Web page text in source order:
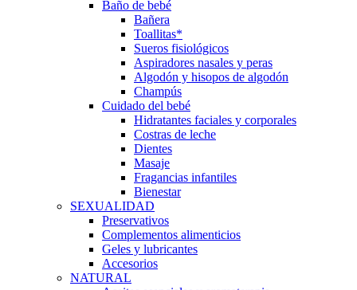
Baño de bebé
Bañera
Toallitas*
Sueros fisiológicos
Aspiradores nasales y peras
Algodón y hisopos de algodón
Champús
Cuidado del bebé
Hidratantes faciales y corporales
Costras de leche
Dientes
Masaje
Fragancias infantiles
Bienestar
SEXUALIDAD
Preservativos
Complementos alimenticios
Geles y lubricantes
Accesorios
NATURAL